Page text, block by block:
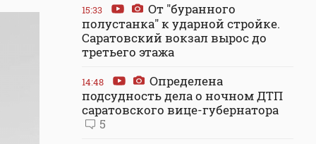
15:33
От "буранного
полустанка" к ударной стройке.
Саратовский вокзал вырос до
третьего этажа
14:48
Определена
подсудность дела о ночном ДТП
саратовского вице-губернатора
5